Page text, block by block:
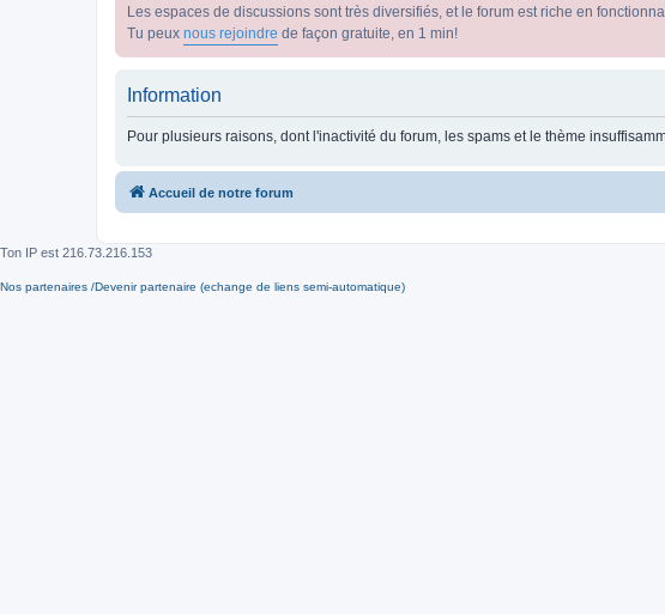
Les espaces de discussions sont très diversifiés, et le forum est riche en
Tu peux nous rejoindre de façon gratuite, en 1 min!
Information
Pour plusieurs raisons, dont l'inactivité du forum, les spams et le thème
Accueil de notre forum
Ton IP est 216.73.216.153
Nos partenaires /Devenir partenaire (echange de liens semi-automatique)